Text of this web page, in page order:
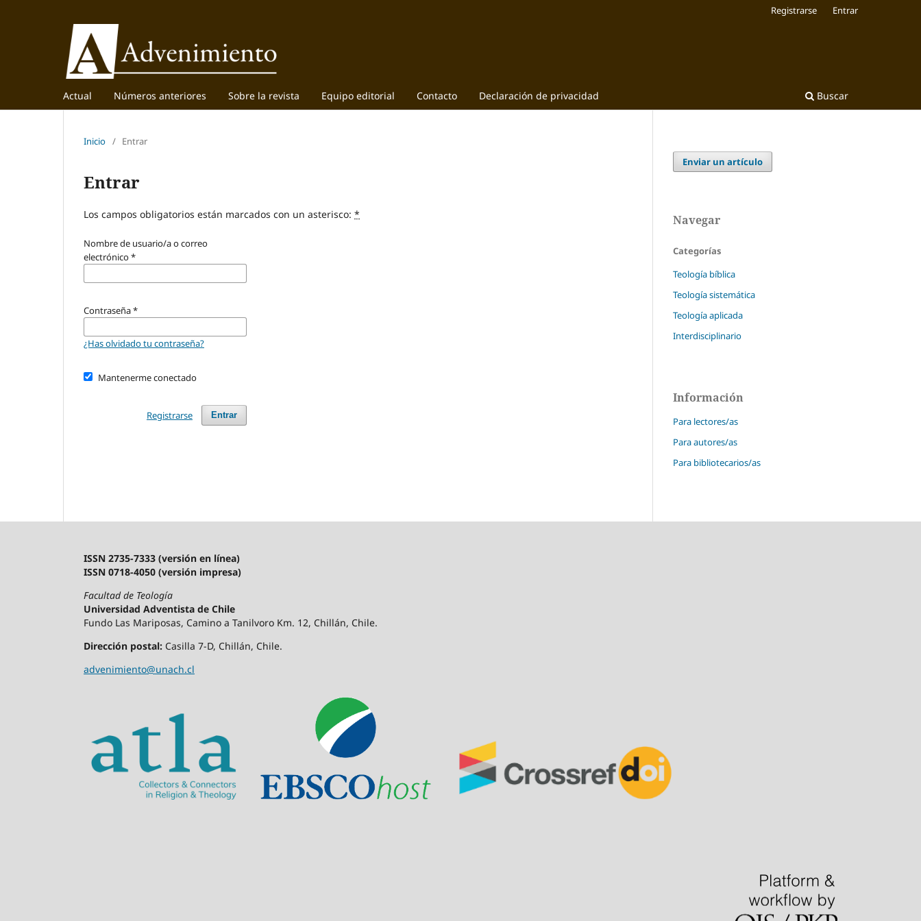
Actual Números anteriores Sobre la revista Equipo editorial Contacto Declaración de privacidad Buscar
Registrarse Entrar
Inicio / Entrar
Entrar
Los campos obligatorios están marcados con un asterisco: *
Nombre de usuario/a o correo
electrónico*
Contraseña*
¿Has olvidado tu contraseña?
Mantenerme conectado
Entrar
Registrarse
Enviar un artículo
Navegar
Categorías
Teología bíblica
Teología sistemática
Teología aplicada
Interdisciplinario
Información
Para lectores/as
Para autores/as
Para bibliotecarios/as
ISSN 2735-7333 (versión en línea)
ISSN 0718-4050 (versión impresa)
Facultad de Teología
Universidad Adventista de Chile
Fundo Las Mariposas, Camino a Tanilvoro Km. 12, Chillán, Chile.
Dirección postal: Casilla 7-D, Chillán, Chile.
advenimiento@unach.cl